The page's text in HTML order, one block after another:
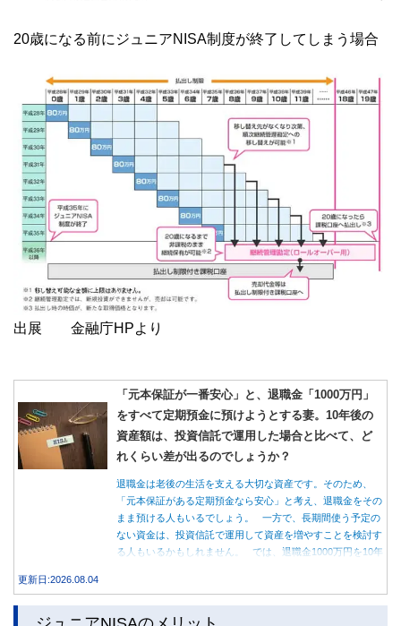
20歳になる前にジュニアNISA制度が終了してしまう場合
出展 金融庁HPより
「元本保証が一番安心」と、退職金「1000万円」
をすべて定期預金に預けようとする妻。10年後の
資産額は、投資信託で運用した場合と比べて、ど
れくらい差が出るのでしょうか？
退職金は老後の生活を支える大切な資産です。そのため、
「元本保証がある定期預金なら安心」と考え、退職金をその
まま預ける人もいるでしょう。 一方で、長期間使う予定の
ない資金は、投資信託で運用して資産を増やすことを検討す
る人もいるかもしれません。 では、退職金1000万円を10年
レーションします。
更新日:2026.08.04
ジュニアNISAのメリット